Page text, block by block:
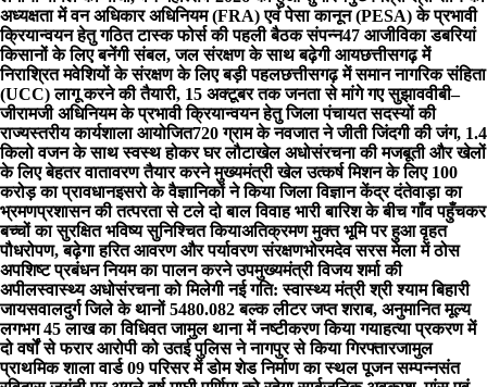
अध्यक्षता में वन अधिकार अधिनियम (FRA) एवं पेसा कानून (PESA) के प्रभावी
क्रियान्वयन हेतु गठित टास्क फोर्स की पहली बैठक संपन्न47 आजीविका डबरियां
किसानों के लिए बनेंगी संबल, जल संरक्षण के साथ बढ़ेगी आयछत्तीसगढ़ में
निराश्रित मवेशियों के संरक्षण के लिए बड़ी पहलछत्तीसगढ़ में समान नागरिक संहिता
(UCC) लागू करने की तैयारी, 15 अक्टूबर तक जनता से मांगे गए सुझाववीबी–
जीरामजी अधिनियम के प्रभावी क्रियान्वयन हेतु जिला पंचायत सदस्यों की
राज्यस्तरीय कार्यशाला आयोजित720 ग्राम के नवजात ने जीती जिंदगी की जंग, 1.4
किलो वजन के साथ स्वस्थ होकर घर लौटाखेल अधोसंरचना की मजबूती और खेलों
के लिए बेहतर वातावरण तैयार करने मुख्यमंत्री खेल उत्कर्ष मिशन के लिए 100
करोड़ का प्रावधानइसरो के वैज्ञानिकों ने किया जिला विज्ञान केंद्र दंतेवाड़ा का
भ्रमणप्रशासन की तत्परता से टले दो बाल विवाह भारी बारिश के बीच गाँव पहुँचकर
बच्चों का सुरक्षित भविष्य सुनिश्चित कियाअतिक्रमण मुक्त भूमि पर हुआ वृहत
पौधरोपण, बढ़ेगा हरित आवरण और पर्यावरण संरक्षणभोरमदेव सरस मेला में ठोस
अपशिष्ट प्रबंधन नियम का पालन करने उपमुख्यमंत्री विजय शर्मा की
अपीलस्वास्थ्य अधोसंरचना को मिलेगी नई गति: स्वास्थ्य मंत्री श्री श्याम बिहारी
जायसवालदुर्ग जिले के थानों 5480.082 बल्क लीटर जप्त शराब, अनुमानित मूल्य
लगभग 45 लाख का विधिवत जामुल थाना में नष्टीकरण किया गयाहत्या प्रकरण में
दो वर्षों से फरार आरोपी को उतई पुलिस ने नागपुर से किया गिरफ्तारजामुल
प्राथमिक शाला वार्ड 09 परिसर में डोम शेड निर्माण का स्थल पूजन सम्पन्नसंत